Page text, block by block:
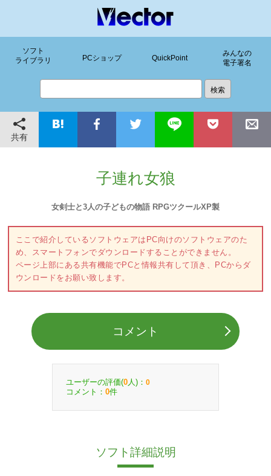
ソフト
ライブラリ
PCショップ QuickPoint
みんなの
電子署名
共有
子連れ女狼
女剣士と3人の子どもの物語 RPGツクールXP製
ここで紹介しているソフトウェアはPC向けのソフトウェアのた
め、スマートフォンでダウンロードすることができません。
ページ上部にある共有機能でPCと情報共有して頂き、PCからダ
ウンロードをお願い致します。
コメント
ユーザーの評価(0 人)： 0
コメント： 0件
ソフト詳細説明